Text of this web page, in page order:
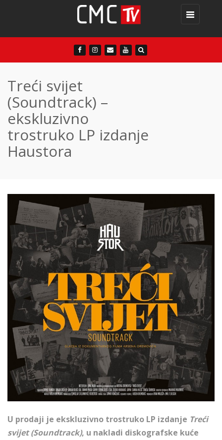
Toggle
Treći svijet
(Soundtrack) –
ekskluzivno
trostruko LP izdanje
Haustora
U prodaji je ekskluzivno trostruko LP izdanje Treći
svijet (Soundtrack), u nakladi diskografske kuće